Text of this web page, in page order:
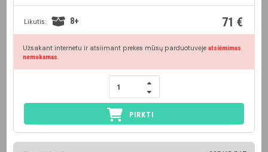
Likutis: 8+ 71 €
Užsakant internetu ir atsiimant prekes mūsų parduotuvėje atsiėmimas
nemokamas.
PIRKTI